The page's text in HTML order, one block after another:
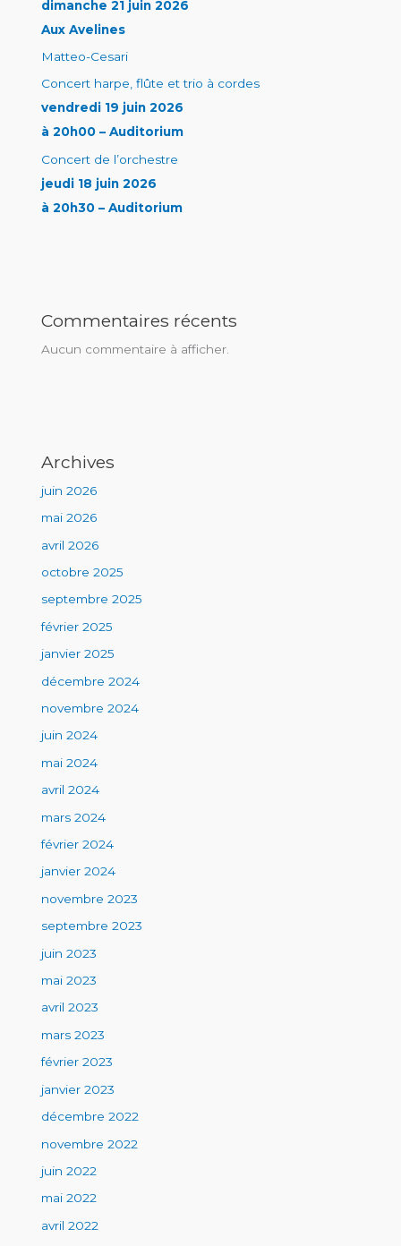
dimanche 21 juin 2026
Aux Avelines
Matteo-Cesari
Concert harpe, flûte et trio à cordes
vendredi 19 juin 2026
à 20h00 – Auditorium
Concert de l’orchestre
jeudi 18 juin 2026
à 20h30 – Auditorium
Commentaires récents
Aucun commentaire à afficher.
Archives
juin 2026
mai 2026
avril 2026
octobre 2025
septembre 2025
février 2025
janvier 2025
décembre 2024
novembre 2024
juin 2024
mai 2024
avril 2024
mars 2024
février 2024
janvier 2024
novembre 2023
septembre 2023
juin 2023
mai 2023
avril 2023
mars 2023
février 2023
janvier 2023
décembre 2022
novembre 2022
juin 2022
mai 2022
avril 2022